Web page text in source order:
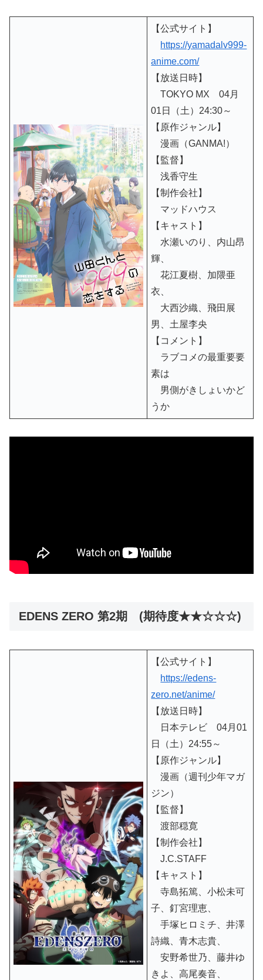
【公式サイト】
https://yamadalv999-
anime.com/
【放送日時】
TOKYO MX 04月
01日（土）24:30～
【原作ジャンル】
漫画（GANMA!）
【監督】
浅香守生
【制作会社】
マッドハウス
【キャスト】
水瀬いのり、内山昂
輝、
花江夏樹、加隈亜
衣、
大西沙織、飛田展
男、土屋李央
【コメント】
ラブコメの最重要要
素は
男側がきしょいかど
うか
EDENS ZERO 第2期 (期待度★★☆☆☆)
【公式サイト】
https://edens-
zero.net/anime/
【放送日時】
日本テレビ 04月01
日（土）24:55～
【原作ジャンル】
漫画（週刊少年マガ
ジン）
【監督】
渡部穏寛
【制作会社】
J.C.STAFF
【キャスト】
寺島拓篤、小松未可
子、釘宮理恵、
手塚ヒロミチ、井澤
詩織、青木志貴、
安野希世乃、藤井ゆ
きよ、高尾奏音、